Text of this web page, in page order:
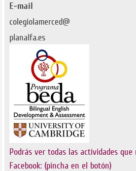
E-mail
colegiolamerced@
planalfa.es
Podrás ver todas las actividades
Facebook: (pincha en el botón)